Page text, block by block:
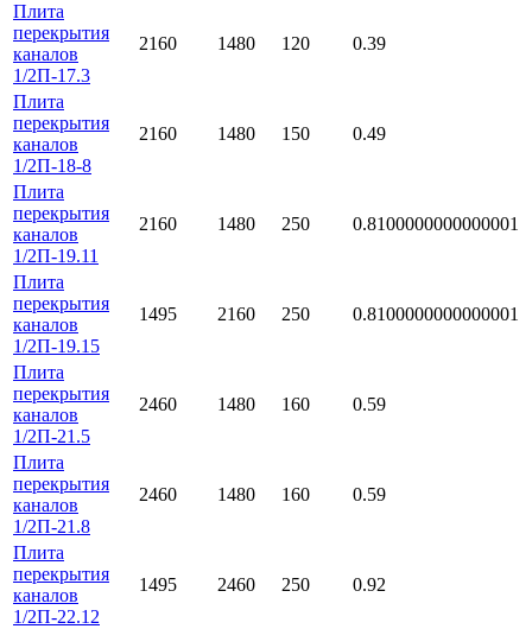
Плита
перекрытия
каналов
1/2П-17.3
2160 1480 120 0.39
Плита
перекрытия
каналов
1/2П-18-8
2160 1480 150 0.49
Плита
перекрытия
каналов
1/2П-19.11
2160 1480 250 0.8100000000000001
Плита
перекрытия
каналов
1/2П-19.15
1495 2160 250 0.8100000000000001
Плита
перекрытия
каналов
1/2П-21.5
2460 1480 160 0.59
Плита
перекрытия
каналов
1/2П-21.8
2460 1480 160 0.59
Плита
перекрытия
каналов
1/2П-22.12
1495 2460 250 0.92